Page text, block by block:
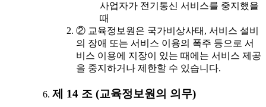
사업자가 전기통신 서비스를 중지했을
때
② 교육정보원은 국가비상사태, 서비스 설비
의 장애 또는 서비스 이용의 폭주 등으로 서
비스 이용에 지장이 있는 때에는 서비스 제공
을 중지하거나 제한할 수 있습니다.
제 14 조 (교육정보원의 의무)